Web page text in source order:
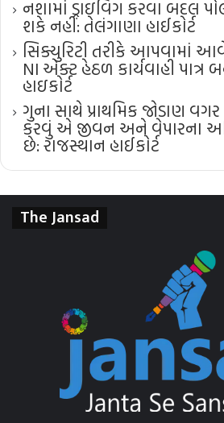
નશામાં ડ્રાઇવિંગ કરવા બદલ
શકે નહીં: તેલંગાણા હાઈકોર્ટ
સિક્યુરિટી તરીકે આપવામાં
NI એક્ટ હેઠળ કાર્યવાહી પાત્ર
હાઇકોર્ટ
ગુના સાથે પ્રાથમિક જોડાણ
કરવું એ જીવન અને વેપારના
છે: રાજસ્થાન હાઈકોર્ટ
The Jansad